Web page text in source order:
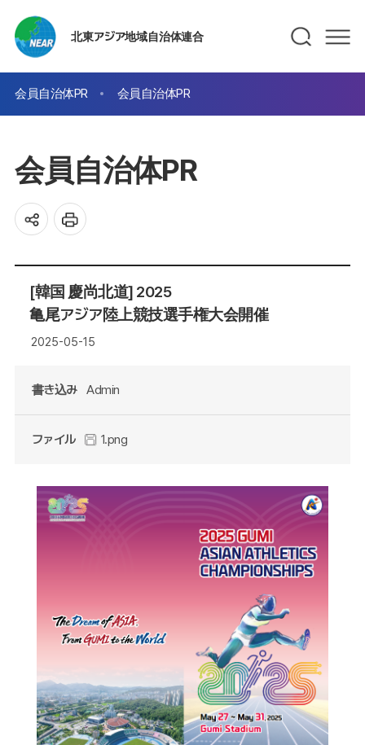
北東アジア地域自治体連合
会員自治体PR 会員自治体PR
会員自治体PR
[韓国 慶尚北道] 2025
亀尾アジア陸上競技選手権大会開催
2025-05-15
書き込み Admin
ファイル 1.png